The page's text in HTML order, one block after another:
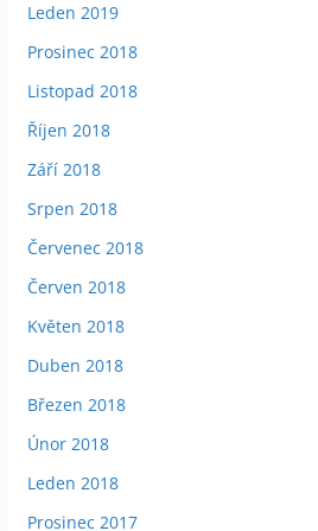
Leden 2019
Prosinec 2018
Listopad 2018
Říjen 2018
Září 2018
Srpen 2018
Červenec 2018
Červen 2018
Květen 2018
Duben 2018
Březen 2018
Únor 2018
Leden 2018
Prosinec 2017